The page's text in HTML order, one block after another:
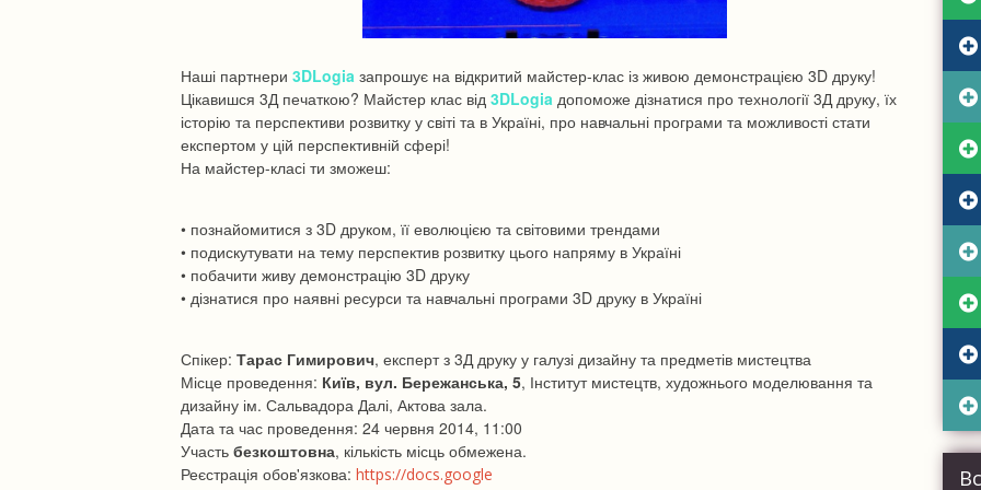
Наші партнери 3DLogiaзапрошує на відкритий майстер-клас із живою демонстрацією 3D друку!
Цікавишся 3Д печаткою? Майстер клас від 3DLogiaдопоможе дізнатися про технології 3Д друку, їх
історію та перспективи розвитку у світі та в Україні, про навчальні програми та можливості стати
експертом у цій перспективній сфері!
На майстер-класі ти зможеш:
• познайомитися з 3D друком, її еволюцією та світовими трендами
• подискутувати на тему перспектив розвитку цього напряму в Україні
• побачити живу демонстрацію 3D друку
• дізнатися про наявні ресурси та навчальні програми 3D друку в Україні
Спікер: Тарас Гимирович, експерт з 3Д друку у галузі дизайну та предметів мистецтва
Місце проведення: Київ, вул. Бережанська, 5, Інститут мистецтв, художнього моделювання та
дизайну ім. Сальвадора Далі, Актова зала.
Дата та час проведення: 24 червня 2014, 11:00
Участь безкоштовна, кількість місць обмежена.
Реєстрація обов'язкова: https://docs.google